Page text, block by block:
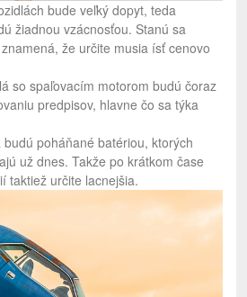
bude veľký dopyt, teda
žiadnou vzácnosťou. Stanú sa
že určite musia ísť cenovo
spaľovacím motorom budú čoraz
predpisov, hlavne čo sa týka
poháňané batériou, ktorých
už dnes. Takže po krátkom čase
taktiež určite lacnejšia.